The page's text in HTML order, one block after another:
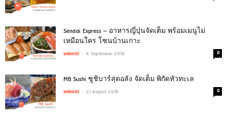
Sendai Express – อาหารญี่ปุ่นจัดเต็ม พร้อมเมนูไม่
เหมือนใคร โซนบ้านเกาะ
wekorat - 6 September 2019 0
MB Sushi ซูชิบาร์สุดอลัง จัดเต็ม พิกัดหัวทะเล
wekorat - 21 August 2018 0